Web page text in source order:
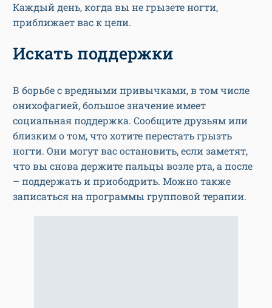
Каждый день, когда вы не грызете ногти,
приближает вас к цели.
Искать поддержки
В борьбе с вредными привычками, в том числе
онихофагией, большое значение имеет
социальная поддержка. Сообщите друзьям или
близким о том, что хотите перестать грызть
ногти. Они могут вас остановить, если заметят,
что вы снова держите пальцы возле рта, а после
– поддержать и приободрить. Можно также
записаться на программы групповой терапии.